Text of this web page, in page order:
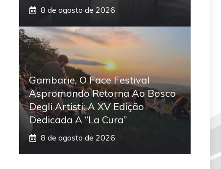
8 de agosto de 2026
Gambarie, O Face Festival
Aspromondo Retorna Ao Bosco
Degli Artisti: A XV Edição
Dedicada A “La Cura”
8 de agosto de 2026